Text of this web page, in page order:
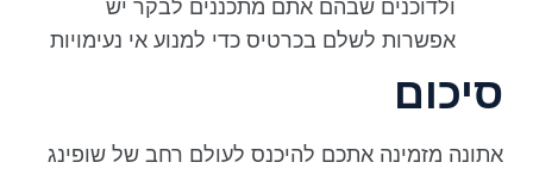
ולדוכנים שבהם אתם מתכננים לבקר יש
אפשרות לשלם בכרטיס כדי למנוע אי נעימויות
סיכום
אתונה מזמינה אתכם להיכנס לעולם רחב של שופינג